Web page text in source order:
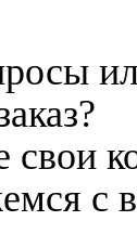
свои
с